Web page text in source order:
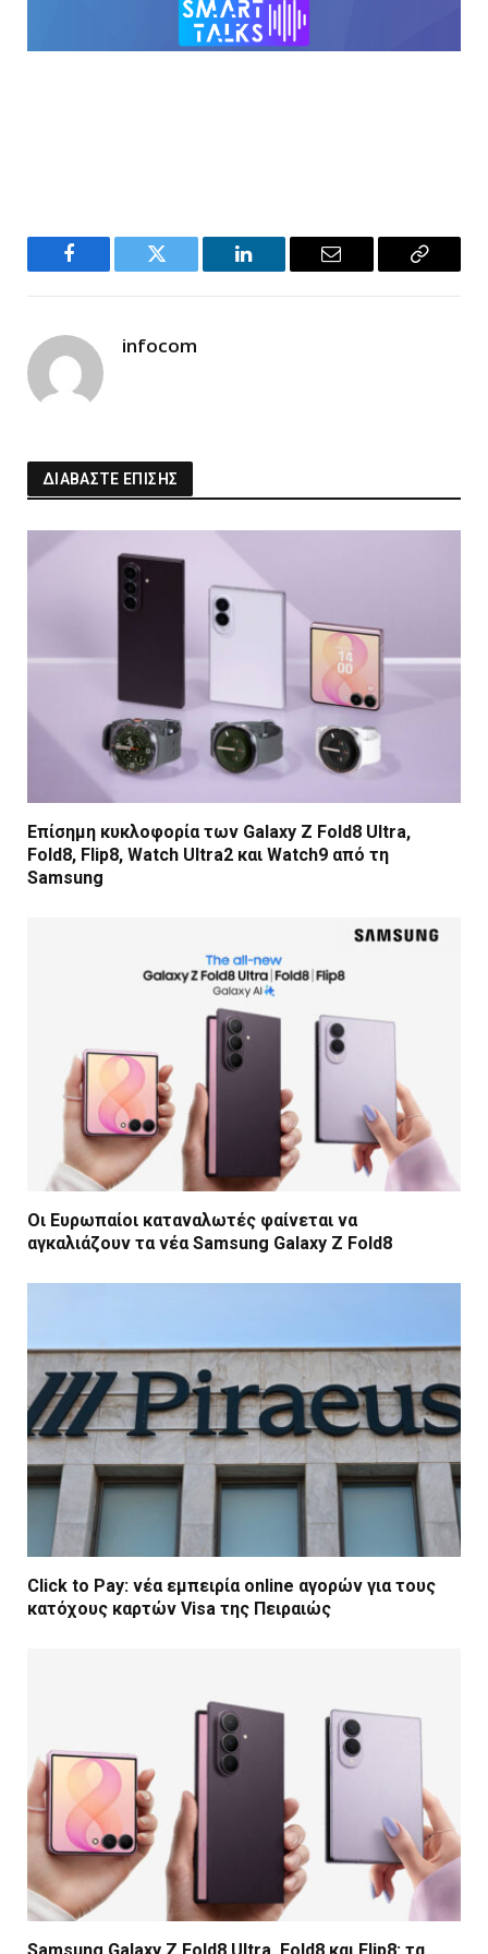
Facebook Twitter LinkedIn Email
Copy
infocom
ΔΙΑΒΑΣΤΕ ΕΠΙΣΗΣ
Επίσημη κυκλοφορία των Galaxy Z Fold8 Ultra,
Fold8, Flip8, Watch Ultra2 και Watch9 από τη
Samsung
Οι Ευρωπαίοι καταναλωτές φαίνεται να
αγκαλιάζουν τα νέα Samsung Galaxy Z Fold8
Click to Pay: νέα εμπειρία online αγορών για τους
κατόχους καρτών Visa της Πειραιώς